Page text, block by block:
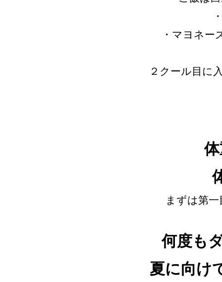
・マヨネー
２クール目に
まずは第
何度も
夏に向け